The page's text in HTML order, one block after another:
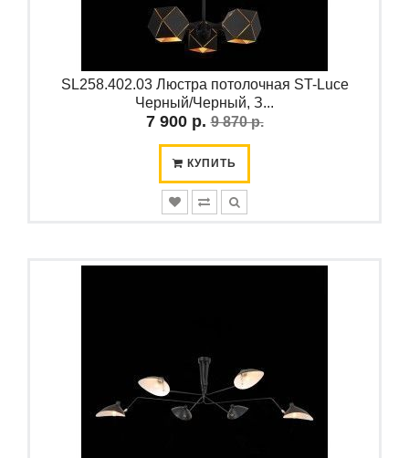
SL258.402.03 Люстра потолочная ST-Luce
Черный/Черный, З...
7 900 р. 9 870 р.
КУПИТЬ